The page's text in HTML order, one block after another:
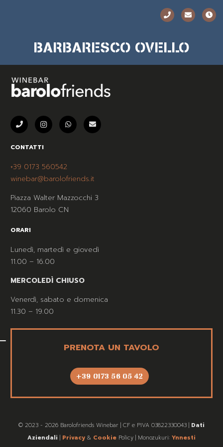
BARBARESCO OVELLO
CONTATTI
+39 0173 560542
winebar@barolofriends.it
Piazza Walter Mazzocchi 3
12060 Barolo CN
ORARI
Lunedì, martedì e giovedì
11.00 – 16.00
MERCOLEDÌ CHIUSO
Venerdì, sabato e domenica
11.30 – 19.00
PRENOTA UN TAVOLO
+39 0173 56 05 42
© 2023 - 2026 Barolofriends Winebar | CF e PIVA 03822330043 | Dati
Aziendali | Privacy & Cookie Policy | Monozukuri: Ynnesti